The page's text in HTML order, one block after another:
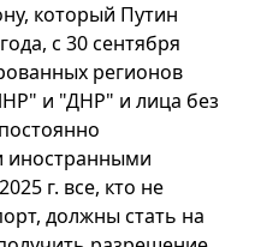
который Путин
с 30 сентября
регионов
и "ДНР" и лица без
г. все, кто не
должны стать на